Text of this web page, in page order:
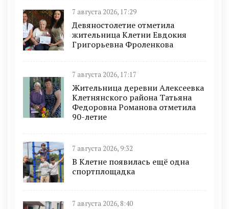
7 августа 2026, 17:29
Девяностолетие отметила
жительница Клетни Евдокия
Григорьевна Фроленкова
7 августа 2026, 17:17
Жительница деревни Алексеевка
Клетнянского района Татьяна
Федоровна Романова отметила
90-летие
7 августа 2026, 9:32
В Клетне появилась ещё одна
спортплощадка
7 августа 2026, 8:40